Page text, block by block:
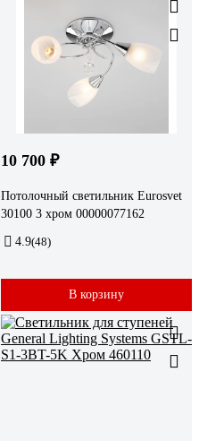
10 700 ₽
Потолочный светильник Eurosvet
30100 3 хром 00000077162
4.9(48)
В корзину